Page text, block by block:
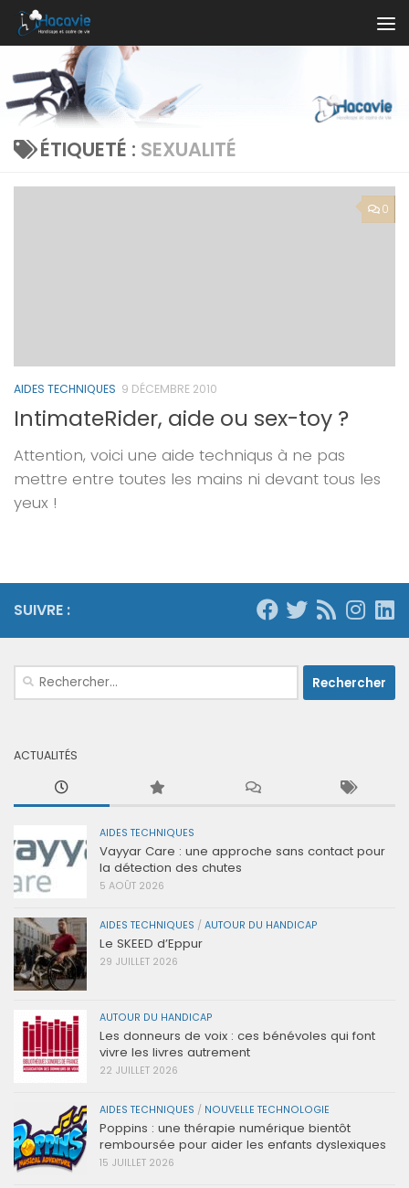
Au dessous du contenu
ÉTIQUETÉ : SEXUALITÉ
0
AIDES TECHNIQUES 9 DÉCEMBRE 2010
IntimateRider, aide ou sex-toy ?
Attention, voici une aide techniqus à ne pas
mettre entre toutes les mains ni devant tous les
yeux !
SUIVRE :
Rechercher :
ACTUALITÉS
AIDES TECHNIQUES
Vayyar Care : une approche sans contact pour
la détection des chutes
5 AOÛT 2026
AIDES TECHNIQUES / AUTOUR DU HANDICAP
Le SKEED d’Eppur
29 JUILLET 2026
AUTOUR DU HANDICAP
Les donneurs de voix : ces bénévoles qui font
vivre les livres autrement
22 JUILLET 2026
AIDES TECHNIQUES / NOUVELLE TECHNOLOGIE
Poppins : une thérapie numérique bientôt
remboursée pour aider les enfants dyslexiques
15 JUILLET 2026